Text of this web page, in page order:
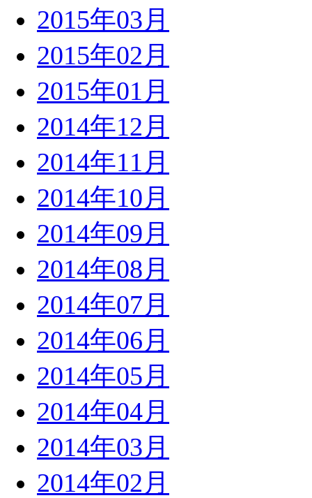
2015年03月
2015年02月
2015年01月
2014年12月
2014年11月
2014年10月
2014年09月
2014年08月
2014年07月
2014年06月
2014年05月
2014年04月
2014年03月
2014年02月